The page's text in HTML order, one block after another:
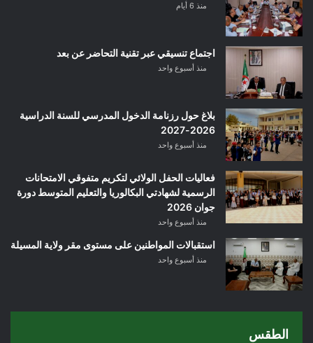
منذ 6 أيام
اجتماع تنسيقي عبر تقنية التحاضر عن بعد
منذ أسبوع واحد
بلاغ حول رزنامة الدخول المدرسي للسنة الدراسية
2026-2027
منذ أسبوع واحد
فعاليات الحفل الولائي لتكريم متفوقي الامتحانات
الرسمية لشهادتي البكالوريا والتعليم المتوسط دورة
جوان 2026
منذ أسبوع واحد
استقبالات المواطنين على مستوى مقر ولاية المسيلة
منذ أسبوع واحد
الطقس